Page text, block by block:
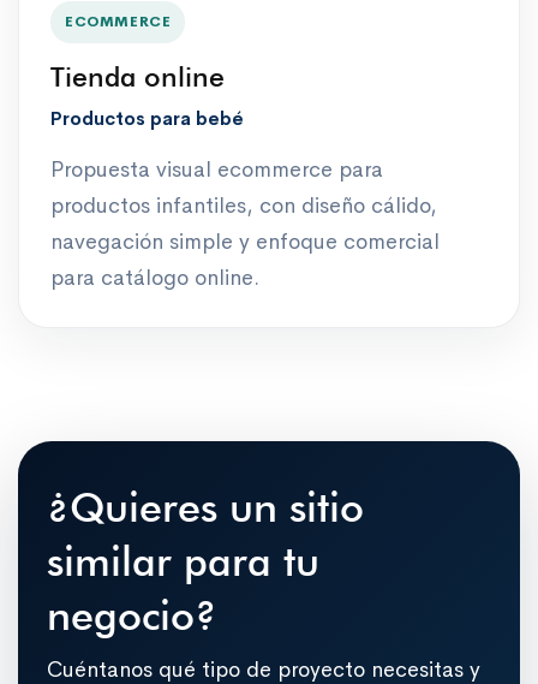
ECOMMERCE
Tienda online
Productos para bebé
Propuesta visual ecommerce para
productos infantiles, con diseño cálido,
navegación simple y enfoque comercial
para catálogo online.
¿Quieres un sitio
similar para tu
negocio?
Cuéntanos qué tipo de proyecto necesitas y